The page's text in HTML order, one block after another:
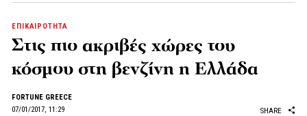
ΕΠΙΚΑΙΡΟΤΗΤΑ
Στις πιο ακριβές χώρες του
κόσμου στη βενζίνη η Ελλάδα
FORTUNE GREECE
07/01/2017, 11:29
SHARE